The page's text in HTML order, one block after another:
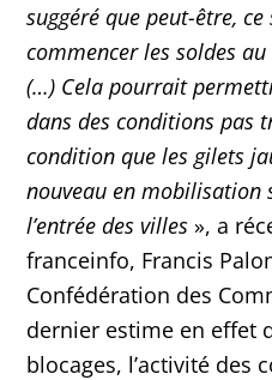
suggéré que peut-être,
commencer les soldes
(…) Cela pourrait
dans des conditions pas
condition que les gilets
nouveau en mobilisation
l’entrée des villes », a
franceinfo, Francis
Confédération des
dernier estime en effet
blocages, l’activité des